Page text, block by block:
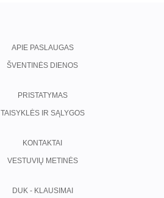
APIE PASLAUGAS
ŠVENTINĖS DIENOS
PRISTATYMAS
TAISYKLĖS IR SĄLYGOS
KONTAKTAI
VESTUVIŲ METINĖS
DUK - KLAUSIMAI